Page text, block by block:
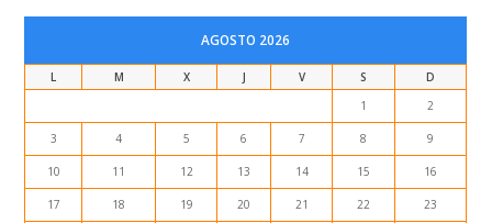
AGOSTO 2026
L M X J V S
D
1
2
3 4 5 6 7 8 9
10 11 12 13 14 15 16
17 18 19 20 21 22 23